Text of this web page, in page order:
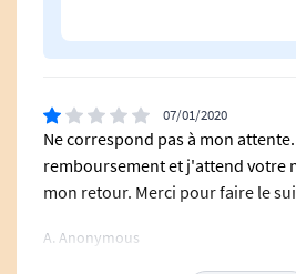
07/01/2020
Ne correspond pas à mon
remboursement et j'attend votre
mon retour. Merci pour faire le
A. Anonymous